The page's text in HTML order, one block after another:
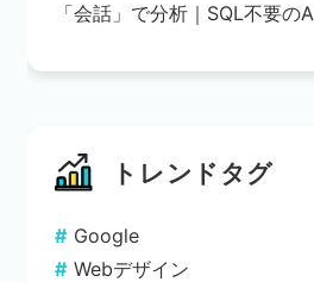
「会話」で分析｜SQL不要の
トレンドタグ
Google
Webデザイン